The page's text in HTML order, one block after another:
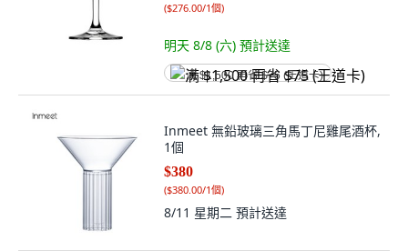
($276.00/1個)
明天 8/8 (六) 預計送達
满 $1,500 再省 $75 (王道卡)
Inmeet 無鉛玻璃三角馬丁尼雞尾酒杯,
1個
$380
($380.00/1個)
8/11 星期二 預計送達